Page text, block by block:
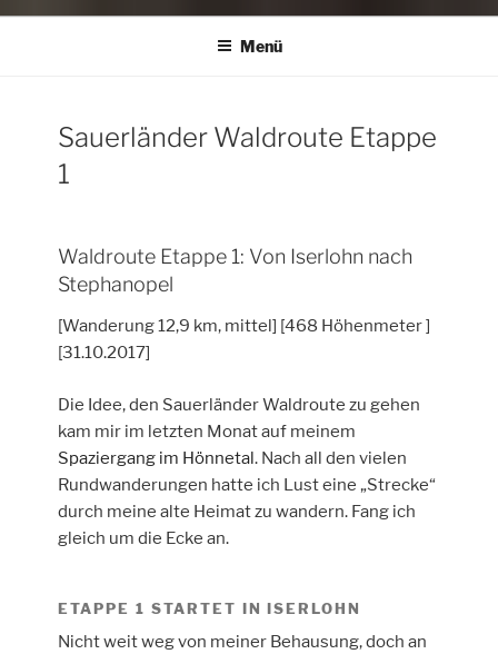
Menü
Sauerländer Waldroute Etappe
1
Waldroute Etappe 1: Von Iserlohn nach
Stephanopel
[Wanderung 12,9 km, mittel] [468 Höhenmeter ]
[31.10.2017]
Die Idee, den Sauerländer Waldroute zu gehen
kam mir im letzten Monat auf meinem
Spaziergang im Hönnetal. Nach all den vielen
Rundwanderungen hatte ich Lust eine „Strecke“
durch meine alte Heimat zu wandern. Fang ich
gleich um die Ecke an.
ETAPPE 1 STARTET IN ISERLOHN
Nicht weit weg von meiner Behausung, doch an